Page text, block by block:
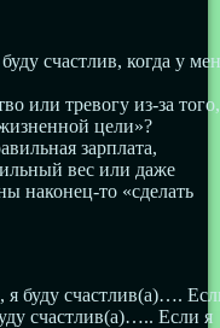
счастлив, когда у
или тревогу из-за того,
цели»?
зарплата,
вес или даже
наконец-то «сделать
я буду счастлив(а)….
счастлив(а)….. Если я